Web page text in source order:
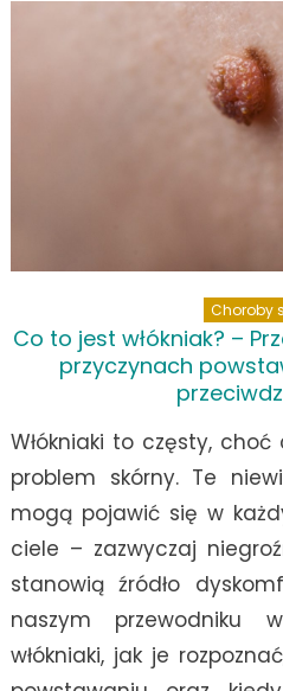
Choroby
Co to jest włókniak? –
przyczynach
Włókniaki to częsty,
problem skórny. Te
mogą pojawić się w
ciele – zazwyczaj
stanowią źródło
naszym przewodniku
włókniaki, jak je